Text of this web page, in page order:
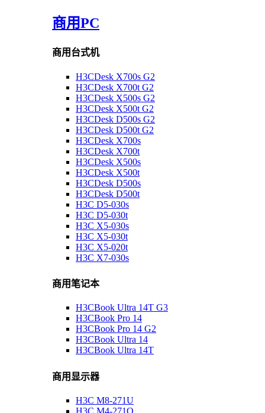
商用PC
商用台式机
H3CDesk X700s G2
H3CDesk X700t G2
H3CDesk X500s G2
H3CDesk X500t G2
H3CDesk D500s G2
H3CDesk D500t G2
H3CDesk X700s
H3CDesk X700t
H3CDesk X500s
H3CDesk X500t
H3CDesk D500s
H3CDesk D500t
H3C D5-030s
H3C D5-030t
H3C X5-030s
H3C X5-030t
H3C X5-020t
H3C X7-030s
商用笔记本
H3CBook Ultra 14T G3
H3CBook Pro 14
H3CBook Pro 14 G2
H3CBook Ultra 14
H3CBook Ultra 14T
商用显示器
H3C M8-271U
H3C M4-271Q